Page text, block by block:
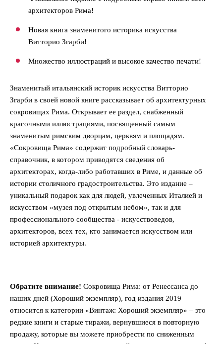
архитекторов Рима!
Новая книга знаменитого историка искусства
Витторио Згарби!
Множество иллюстраций и высокое качество печати!
Знаменитый итальянский историк искусства Витторио
Згарби в своей новой книге рассказывает об архитектурных
сокровищах Рима. Открывает ее раздел, снабженный
красочными иллюстрациями, посвященный самым
знаменитым римским дворцам, церквям и площадям.
«Сокровища Рима» содержит подробный словарь-
справочник, в котором приводятся сведения об
архитекторах, когда-либо работавших в Риме, и данные об
истории столичного градостроительства. Это издание –
уникальный подарок как для людей, увлеченных Италией и
искусством «музея под открытым небом», так и для
профессионального сообщества - искусствоведов,
архитекторов, всех тех, кто занимается искусством или
историей архитектуры.
Обратите внимание! Сокровища Рима: от Ренессанса до
наших дней (Хороший экземпляр), год издания 2019
относится к категории «Винтаж: Хороший экземпляр» – это
редкие книги и старые тиражи, вернувшиеся в повторную
продажу, которые вы можете приобрести по сниженным